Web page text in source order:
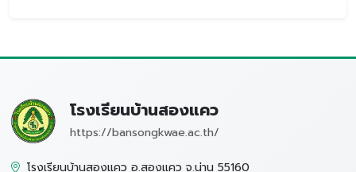
โรงเรียนบ้านสองแคว
https://bansongkwae.ac.th/
โรงเรียนบ้านสองแคว อ.สองแคว จ.น่าน 55160